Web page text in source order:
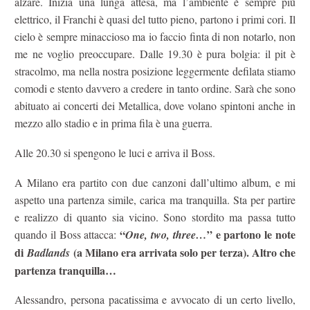
elettrico, il Franchi è quasi del tutto pieno, partono i primi cori. Il
cielo è sempre minaccioso ma io faccio finta di non notarlo, non
me ne voglio preoccupare. Dalle 19.30 è pura bolgia: il pit è
stracolmo, ma nella nostra posizione leggermente defilata stiamo
comodi e stento davvero a credere in tanto ordine. Sarà che sono
abituato ai concerti dei Metallica, dove volano spintoni anche in
mezzo allo stadio e in prima fila è una guerra.
Alle 20.30 si spengono le luci e arriva il Boss.
A Milano era partito con due canzoni dall’ultimo album, e mi
aspetto una partenza simile, carica ma tranquilla. Sta per partire
e realizzo di quanto sia vicino. Sono stordito ma passa tutto
quando il Boss attacca:“One, two, three…” e partono le note
di Badlands (a Milano era arrivata solo per terza). Altro che
partenza tranquilla…
Alessandro, persona pacatissima e avvocato di un certo livello,